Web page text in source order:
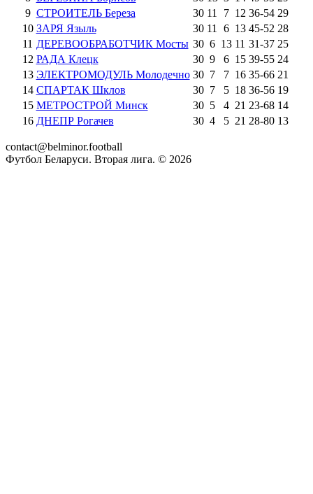
9 СТРОИТЕЛЬ Береза 30 11 7 12 36-54 29
10 ЗАРЯ Языль 30 11 6 13 45-52 28
11 ДЕРЕВООБРАБОТЧИК Мосты 30 6 13 11 31-37 25
12 РАДА Клецк 30 9 6 15 39-55 24
13 ЭЛЕКТРОМОДУЛЬ Молодечно 30 7 7 16 35-66 21
14 СПАРТАК Шклов 30 7 5 18 36-56 19
15 МЕТРОСТРОЙ Минск 30 5 4 21 23-68 14
16 ДНЕПР Рогачев 30 4 5 21 28-80 13
contact@belminor.football
Футбол Беларуси. Вторая лига. © 2026